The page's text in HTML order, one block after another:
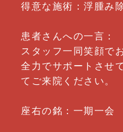
得意な施術：浮腫み
患者さんへの一言：
スタッフ一同笑顔で
全力でサポートさせ
てご来院ください。
座右の銘：一期一会